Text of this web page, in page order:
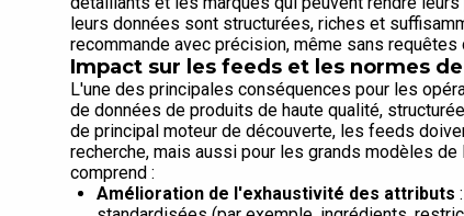
leurs données sont structurées, riches et
recommande avec précision, même sans
Impact sur les feeds et les normes
L'une des principales conséquences pour les
de données de produits de haute qualité,
de principal moteur de découverte, les feeds
recherche, mais aussi pour les grands modèles
comprend :
Amélioration de l'exhaustivité des attributs